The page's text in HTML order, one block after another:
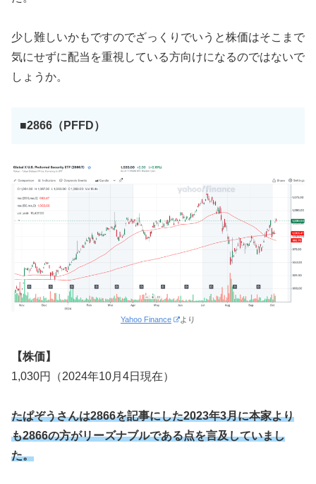
少し難しいかもですのでざっくりでいうと株価はそこまで
気にせずに配当を重視している方向けになるのではないで
しょうか。
■2866（PFFD）
Yahoo Finance より
【株価】
1,030円（2024年10月4日現在）
たぱぞうさんは2866を記事にした2023年3月に本家より
も2866の方がリーズナブルである点を言及していまし
た。